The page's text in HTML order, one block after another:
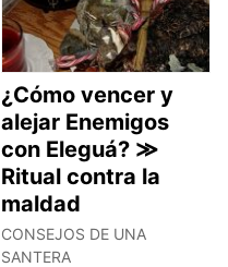
¿Cómo vencer y
alejar Enemigos
con Eleguá? ≫
Ritual contra la
maldad
CONSEJOS DE UNA
SANTERA